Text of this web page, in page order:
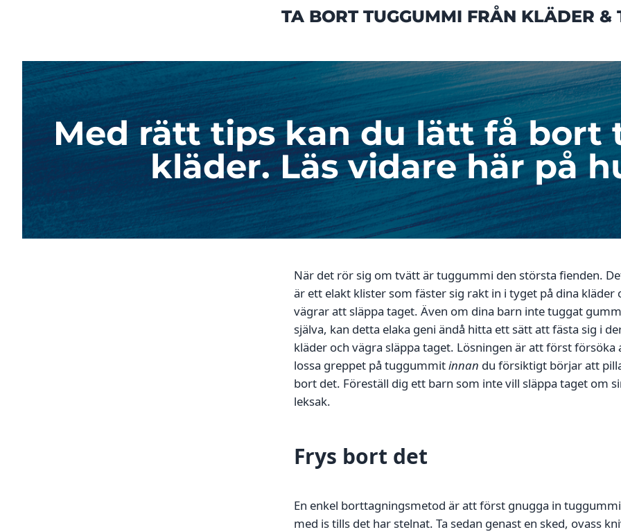
TA BORT TUGGUMMI FRÅN KLÄDER &
Med rätt tips kan du lätt få bort
kläder. Läs vidare här på
När det rör sig om tvätt är tuggummi den största fienden.
är ett elakt klister som fäster sig rakt in i tyget på dina kläder
vägrar att släppa taget. Även om dina barn inte tuggat
själva, kan detta elaka geni ändå hitta ett sätt att fästa sig i
kläder och vägra släppa taget. Lösningen är att först försöka
lossa greppet på tuggummitinnan du försiktigt börjar att
bort det. Föreställ dig ett barn som inte vill släppa taget om
leksak.
Frys bort det
En enkel borttagningsmetod är att först gnugga in
med is tills det har stelnat. Ta sedan genast en sked, ovass